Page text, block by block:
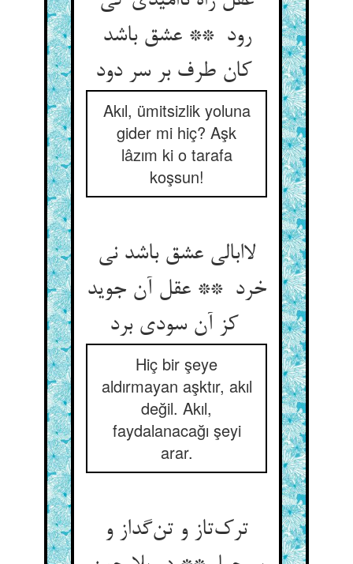
رود ** عشق باشد
Akıl, ümitsizlik yoluna
gider mi hiç? Aşk
lâzım ki o tarafa
koşsun!
لاابالی عشق باشد نی
خرد ** عقل آن جوید
کز آن سودی برد
Hiç bir şeye
aldırmayan aşktır, akıl
değil. Akıl,
faydalanacağı şeyi
arar.
ترک‌تاز و تن‌گداز و